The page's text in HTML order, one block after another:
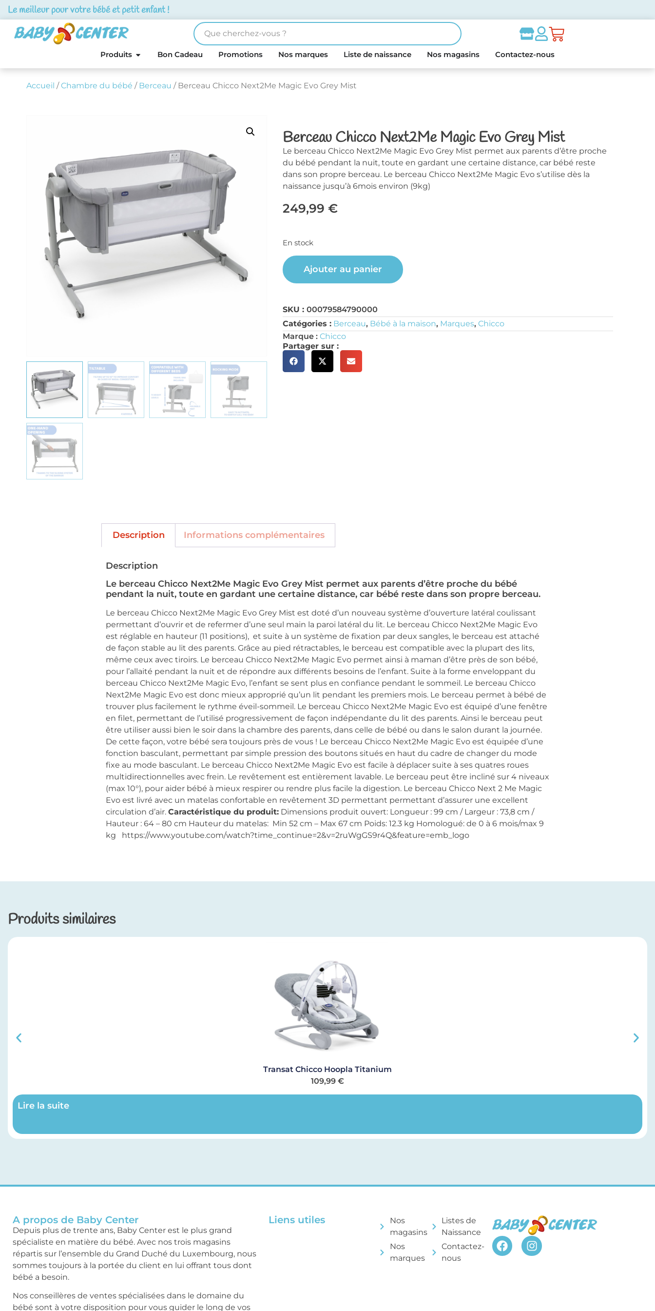
Le meilleur pour votre bébé et petit enfant !
Produits Bon Cadeau Promotions Nos marques Liste de naissance Nos magasins Contactez-nous
Accueil /Chambre du bébé / Berceau / Berceau Chicco Next2Me Magic Evo Grey Mist
Berceau Chicco Next2Me Magic Evo Grey Mist
Le berceau Chicco Next2Me Magic Evo Grey Mist permet aux parents d’être proche
du bébé pendant la nuit, toute en gardant une certaine distance, car bébé reste
dans son propre berceau. Le berceau Chicco Next2Me Magic Evo s’utilise dès la
naissance jusqu’à 6mois environ (9kg)
249,99€
En stock
Ajouter au panier
SKU :00079584790000
Catégories : Berceau, Bébé à la maison, Marques,Chicco
Marque :Chicco
Partager sur :
Description Informations complémentaires
Description
Le berceau Chicco Next2Me Magic Evo Grey Mist permet aux parents d’être proche du bébé
pendant la nuit, toute en gardant une certaine distance, car bébé reste dans son propre berceau.
Le berceau Chicco Next2Me Magic Evo Grey Mist est doté d’un nouveau système d’ouverture latéral coulissant
permettant d’ouvrir et de refermer d’une seul main la paroi latéral du lit. Le berceau Chicco Next2Me Magic Evo
est réglable en hauteur (11 positions), et suite à un système de fixation par deux sangles, le berceau est attaché
de façon stable au lit des parents. Grâce au pied rétractables, le berceau est compatible avec la plupart des lits,
même ceux avec tiroirs. Le berceau Chicco Next2Me Magic Evo permet ainsi à maman d’être près de son bébé,
pour l’allaité pendant la nuit et de répondre aux différents besoins de l’enfant. Suite à la forme enveloppant du
berceau Chicco Next2Me Magic Evo, l’enfant se sent plus en confiance pendant le sommeil. Le berceau Chicco
Next2Me Magic Evo est donc mieux approprié qu’un lit pendant les premiers mois. Le berceau permet à bébé de
trouver plus facilement le rythme éveil-sommeil. Le berceau Chicco Next2Me Magic Evo est équipé d’une fenêtre
en filet, permettant de l’utilisé progressivement de façon indépendante du lit des parents. Ainsi le berceau peut
être utiliser aussi bien le soir dans la chambre des parents, dans celle de bébé ou dans le salon durant la journée.
De cette façon, votre bébé sera toujours près de vous ! Le berceau Chicco Next2Me Magic Evo est équipée d’une
fonction basculant, permettant par simple pression des boutons situés en haut du cadre de changer du mode
fixe au mode basculant. Le berceau Chicco Next2Me Magic Evo est facile à déplacer suite à ses quatres roues
multidirectionnelles avec frein. Le revêtement est entièrement lavable. Le berceau peut être incliné sur 4 niveaux
(max 10°), pour aider bébé à mieux respirer ou rendre plus facile la digestion. Le berceau Chicco Next 2 Me Magic
Evo est livré avec un matelas confortable en revêtement 3D permettant permettant d’assurer une excellent
circulation d’air. Caractéristique du produit: Dimensions produit ouvert: Longueur : 99 cm / Largeur : 73,8 cm /
Hauteur : 64 – 80 cm Hauteur du matelas: Min 52 cm – Max 67 cm Poids: 12.3 kg Homologué: de 0 à 6 mois/max 9
kg https://www.youtube.com/watch?time_continue=2&v=2ruWgGS9r4Q&feature=emb_logo
Produits similaires
Transat Chicco Hoopla Titanium
109,99 €
Lire la suite
A propos de Baby Center
Depuis plus de trente ans, Baby Center est le plus grand
spécialiste en matière du bébé. Avec nos trois magasins
répartis sur l’ensemble du Grand Duché du Luxembourg, nous
sommes toujours à la portée du client en lui offrant tous dont
bébé a besoin.
Nos conseillères de ventes spécialisées dans le domaine du
bébé sont à votre disposition pour vous guider le long de vos
Liens utiles
Nos
magasins
Nos
marques
Listes de
Naissance
Contactez-
nous